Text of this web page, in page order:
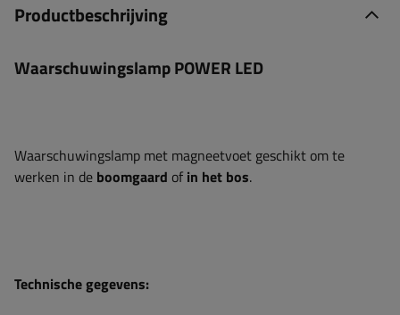
Productbeschrijving
Waarschuwingslamp POWER LED
Waarschuwingslamp met magneetvoet geschikt om te
werken in de boomgaard of in het bos.
Technische gegevens: